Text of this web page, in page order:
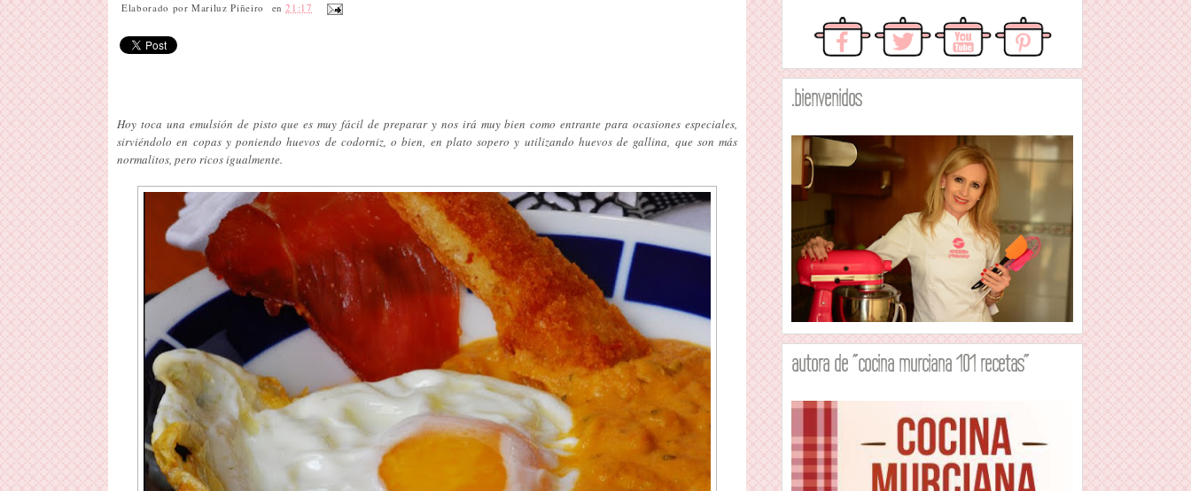
Elaborado porMariluz Piñeiro en21:17
Hoy toca una emulsión de pisto que es muy fácil de preparar y nos irá muy bien como entrante para ocasiones especiales,
sirviéndolo en copas y poniendo huevos de codorniz, o bien, en plato sopero y utilizando huevos de gallina, que son más
normalitos, pero ricos igualmente.
.bienvenidos
autora de "cocina murciana 101 recetas"